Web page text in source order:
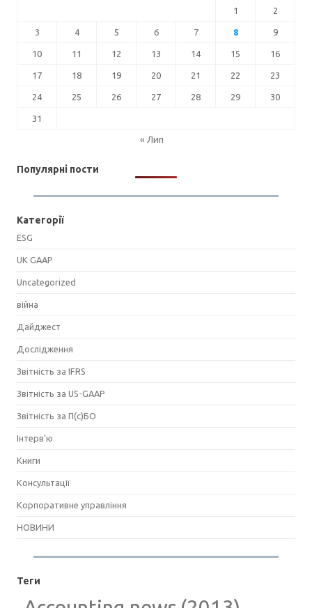
1 2
3 4 5 6 7 8 9
10 11 12 13 14 15 16
17 18 19 20 21 22 23
24 25 26 27 28 29 30
31
« Лип
Популярні пости
Категорії
ESG
UK GAAP
Uncategorized
війна
Дайджест
Дослідження
Звітність за IFRS
Звітність за US-GAAP
Звітність за П(с)БО
Інтерв'ю
Книги
Консультації
Корпоративне управління
НОВИНИ
Теги